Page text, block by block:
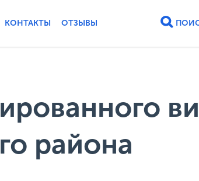
КОНТАКТЫ ОТЗЫВЫ
района